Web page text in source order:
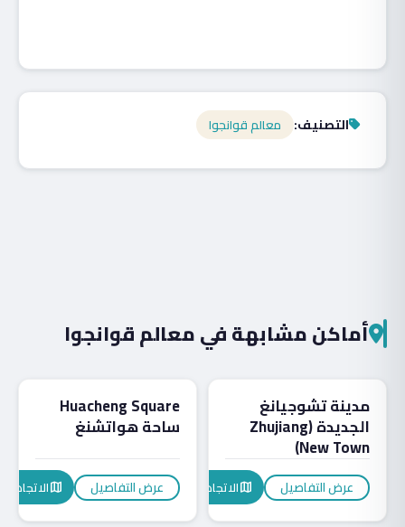
التصنيف: معالم قوانجوا
أماكن مشابهة في معالم قوانجوا
معالم قوانجوا
مدينة تشوجيانغ
الجديدة (Zhujiang
New Town)
عرض التفاصيل mapالاتجاهات
معالم قوانجوا
Huacheng Square
ساحة هواتشنغ
عرض التفاصيل mapالاتجاهات
معالم قوانجوا
معالم قوانجوا